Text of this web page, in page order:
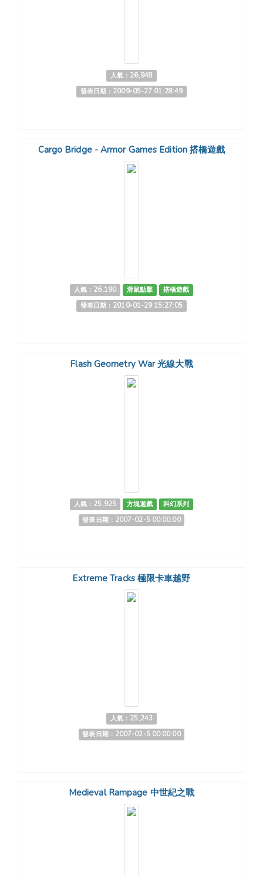
人氣：26,948
發表日期：2009-05-27 01:28:49
Cargo Bridge - Armor Games Edition 搭橋遊戲
人氣：26,190 滑鼠點擊
搭橋遊戲
發表日期：2010-01-29 15:27:05
Flash Geometry War 光線大戰
人氣：25,925 方塊遊戲
科幻系列
發表日期：2007-02-5 00:00:00
Extreme Tracks 極限卡車越野
人氣：25,243
發表日期：2007-02-5 00:00:00
Medieval Rampage 中世紀之戰